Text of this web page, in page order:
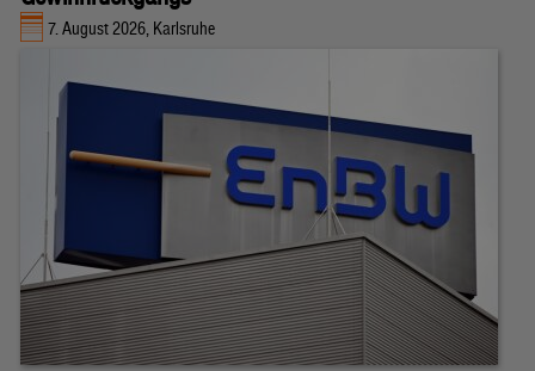
7. August 2026, Karlsruhe